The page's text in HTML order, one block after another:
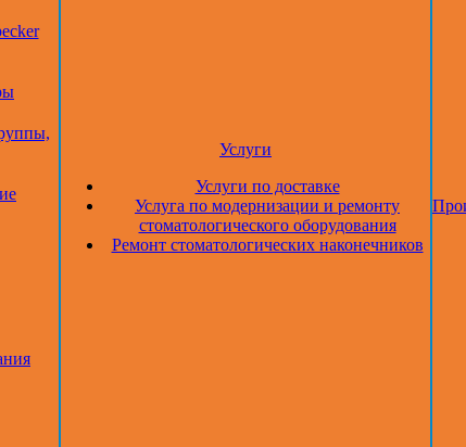
Услуги
Услуги по доставке
Услуга по модернизации и ремонту
стоматологического оборудования
Ремонт стоматологических наконечников